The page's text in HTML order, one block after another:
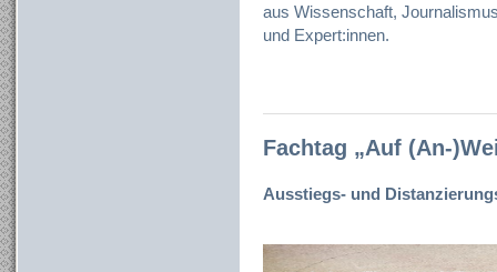
aus Wissenschaft,
und Expert:innen.
Fachtag „Auf (An-
Ausstiegs- und